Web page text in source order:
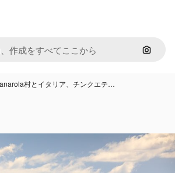
画像で
村とイタリア、チンクエテ…